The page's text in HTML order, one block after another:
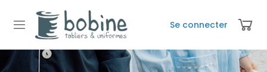
Se connecter